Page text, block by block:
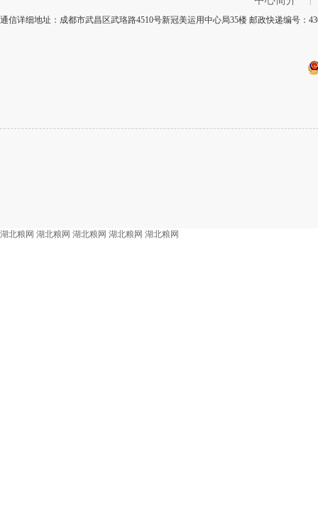
通信详细地址：成都市武昌区武珞路4510号新冠美运用中心局35楼 邮政快递编号：
湖北粮网 湖北粮网 湖北粮网 湖北粮网 湖北粮网